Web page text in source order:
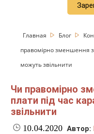
Главная Блог
правомірно зменшення
можуть звільнити
Чи правомірно
плати під час
звільнити
10.04.2020 Автор: